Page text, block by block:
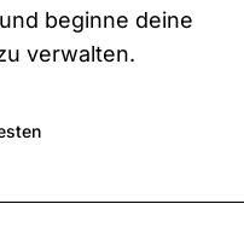
beginne deine
verwalten.